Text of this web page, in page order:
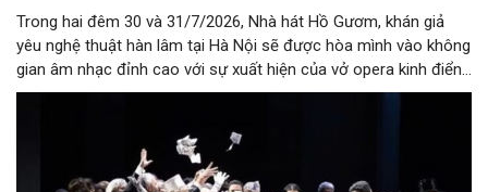
Trong hai đêm 30 và 31/7/2026, Nhà hát Hồ Gươm, khán giả
yêu nghệ thuật hàn lâm tại Hà Nội sẽ được hòa mình vào không
gian âm nhạc đỉnh cao với sự xuất hiện của vở opera kinh điển
“La Traviata”.